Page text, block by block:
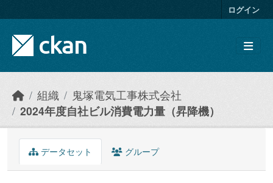
ログイン
組織
鬼塚電気工事株式会社
2024年度自社ビル消費電力量（昇降機）
データセット グループ